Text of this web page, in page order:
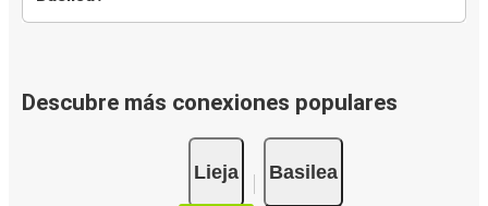
Descubre más conexiones populares
Lieja Basilea